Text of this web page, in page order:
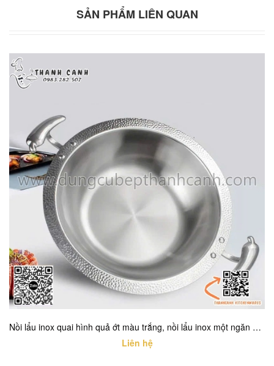
SẢN PHẨM LIÊN QUAN
Nồi lẩu inox quai hình quả ớt màu trắng, nồi lẩu inox một ngăn cao cấp với nhiều kích thước khác nhau
Liên hệ